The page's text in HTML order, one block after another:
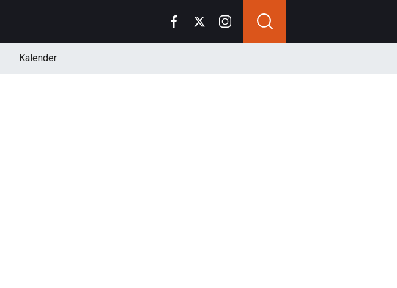
Kalender